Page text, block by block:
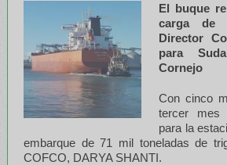
El buque
carga de
Director
para
Cornejo
Con cinco
tercer mes
para la
embarque de 71 mil toneladas de
COFCO, DARYA SHANTI.